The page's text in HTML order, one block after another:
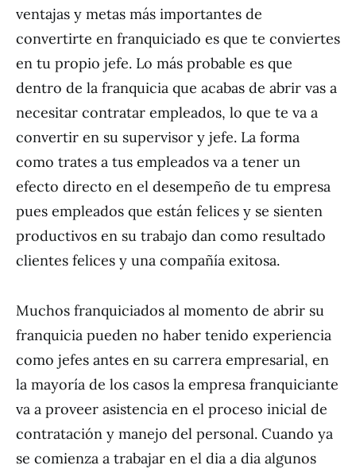
ventajas y metas más importantes de
convertirte en franquiciado es que te conviertes
en tu propio jefe. Lo más probable es que
dentro de la franquicia que acabas de abrir vas a
necesitar contratar empleados, lo que te va a
convertir en su supervisor y jefe. La forma
como trates a tus empleados va a tener un
efecto directo en el desempeño de tu empresa
pues empleados que están felices y se sienten
productivos en su trabajo dan como resultado
clientes felices y una compañía exitosa.
Muchos franquiciados al momento de abrir su
franquicia pueden no haber tenido experiencia
como jefes antes en su carrera empresarial, en
la mayoría de los casos la empresa franquiciante
va a proveer asistencia en el proceso inicial de
contratación y manejo del personal. Cuando ya
se comienza a trabajar en el dia a dia algunos